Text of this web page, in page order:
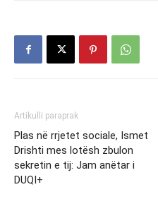
Artikulli paraprak
Plas në rrjetet sociale, Ismet
Drishti mes lotësh zbulon
sekretin e tij: Jam anëtar i
DUQI+